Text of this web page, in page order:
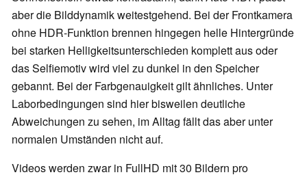
aber die Bilddynamik weitestgehend. Bei der Frontkamera
ohne HDR-Funktion brennen hingegen helle Hintergründe
bei starken Helligkeitsunterschieden komplett aus oder
das Selfiemotiv wird viel zu dunkel in den Speicher
gebannt. Bei der Farbgenauigkeit gilt ähnliches. Unter
Laborbedingungen sind hier bisweilen deutliche
Abweichungen zu sehen, im Alltag fällt das aber unter
normalen Umständen nicht auf.
Videos werden zwar in FullHD mit 30 Bildern pro